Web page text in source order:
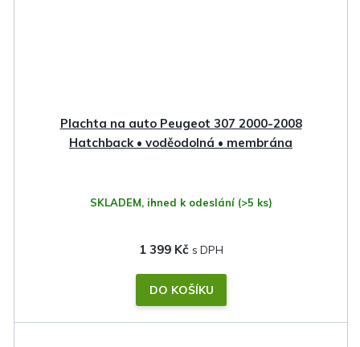
Plachta na auto Peugeot 307 2000-2008
Hatchback • voděodolná • membrána
SKLADEM, ihned k odeslání (>5 ks)
1 399 Kč
DO KOŠÍKU